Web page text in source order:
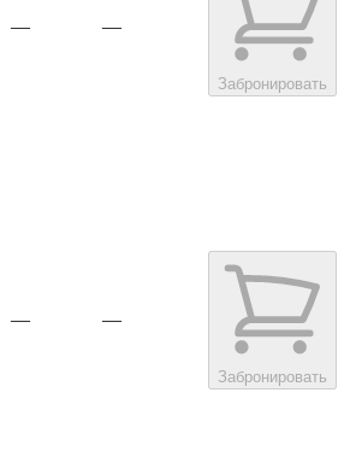
— —
Забронировать
— —
Забронировать